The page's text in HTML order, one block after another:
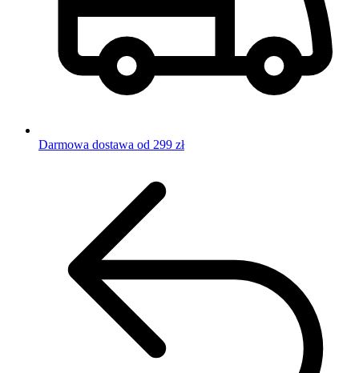
Darmowa dostawa od 299 zł